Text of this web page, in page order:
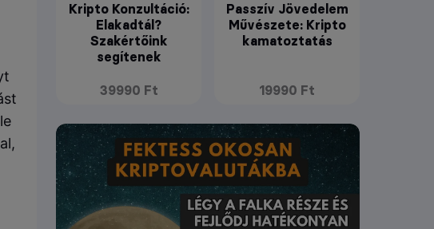
Kripto Konzultáció:
Elakadtál?
Szakértőink
segítenek
39990 Ft
Passzív Jövedelem
Művészete: Kripto
kamatoztatás
19990 Ft